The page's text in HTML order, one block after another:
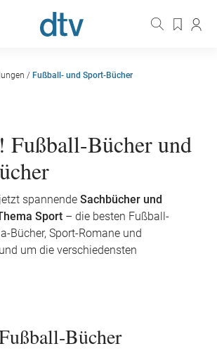
/ Fußball- und Sport-Bücher
Fußball-Bücher und
spannende Sachbücher und
Sport – die besten Fußball-
Bücher, Sport-Romane und
um die verschiedensten
Bücher